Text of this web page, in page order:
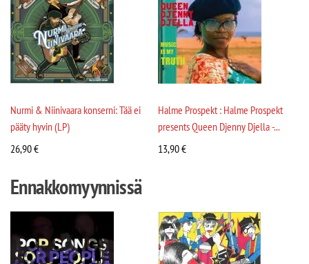
Nurmi & Niinivaara konserni: Tää ei
pääty hyvin (LP)
26,90€
Halme Prospekt : Halme Prospekt
presents Queen Djenny Djella -...
13,90€
Ennakkomyynnissä